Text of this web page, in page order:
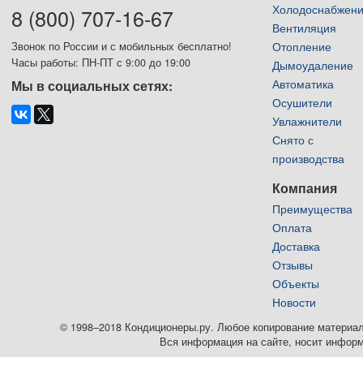
8 (800) 707-16-67
Звонок по России и с мобильных бесплатно!
Часы работы: ПН-ПТ с 9:00 до 19:00
Мы в социальных сетях:
Вентиляция
Отопление
Дымоудаление
Автоматика
Осушители
Увлажнители
Снято с
производства
Компания
Преимущества
Оплата
Доставка
Отзывы
Объекты
Новости
© 1998–2018 Кондиционеры.ру. Любое копирование
Вся информация на сайте, носит